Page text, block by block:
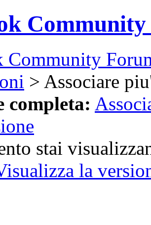
Community
> Associare
completa:
stai
la